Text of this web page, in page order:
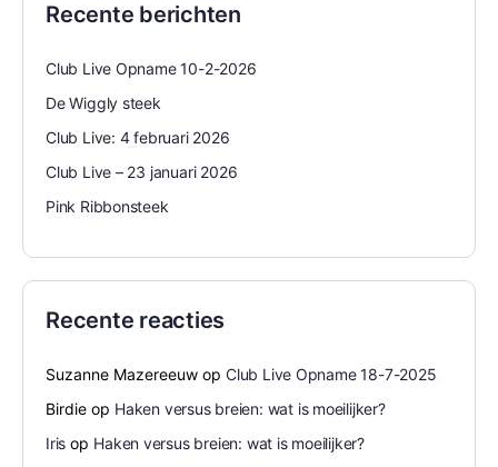
Recente berichten
Club Live Opname 10-2-2026
De Wiggly steek
Club Live: 4 februari 2026
Club Live – 23 januari 2026
Pink Ribbonsteek
Recente reacties
Suzanne Mazereeuw op Club Live Opname 18-7-2025
Birdie op Haken versus breien: wat is moeilijker?
Iris op Haken versus breien: wat is moeilijker?